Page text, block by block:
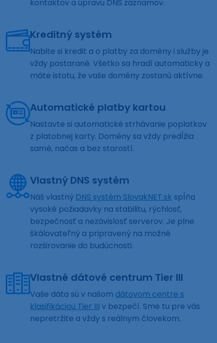
kontaktov a úpravu DNS záznamov.
Kreditný systém
Nabite si kredit a o platby za domény i služby je
vždy postarané. Všetko sa hradí automaticky a
máte istotu, že vaše domény zostanú aktívne.
Automatické platby kartou
Nastavte si automatické strhávanie poplatkov
z platobnej karty. Domény sa vždy predĺžia
samé, načas a bez starostí.
Vlastný DNS systém
Náš vlastný DNS systém SlovakNET.sk spĺňa
vysoké požiadavky na stabilitu, rýchlosť,
bezpečnosť a nezávislosť serverov. Je plne
škálovateľný a pripravený na možné
rozširovanie do budúcnosti.
Vlastné dátové centrum Tier III
Vaše dáta sú v našom dátovom centre s
klasifikáciou Tier III v bezpečí. Sme tu pre vás
nepretržite a vždy s reálnym človekom.